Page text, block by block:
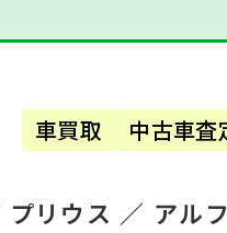
車買取 中古車査
プリウス ／ アル